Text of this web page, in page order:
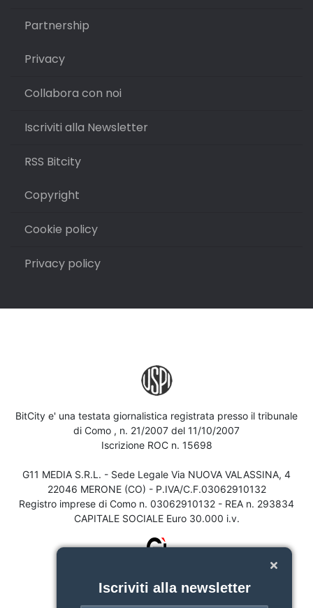
Partnership
Privacy
Collabora con noi
Iscriviti alla Newsletter
RSS Bitcity
Copyright
Cookie policy
Privacy policy
BitCity e' una testata giornalistica registrata presso il tribunale
di Como , n. 21/2007 del 11/10/2007
Iscrizione ROC n. 15698
G11 MEDIA S.R.L. - Sede Legale Via NUOVA VALASSINA, 4
22046 MERONE (CO) - P.IVA/C.F.03062910132
Registro imprese di Como n. 03062910132 - REA n. 293834
CAPITALE SOCIALE Euro 30.000 i.v.
Iscriviti alla newsletter